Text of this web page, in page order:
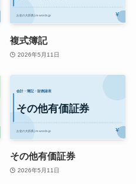
複式簿記
2026年5月11日
その他有価証券
2026年5月11日